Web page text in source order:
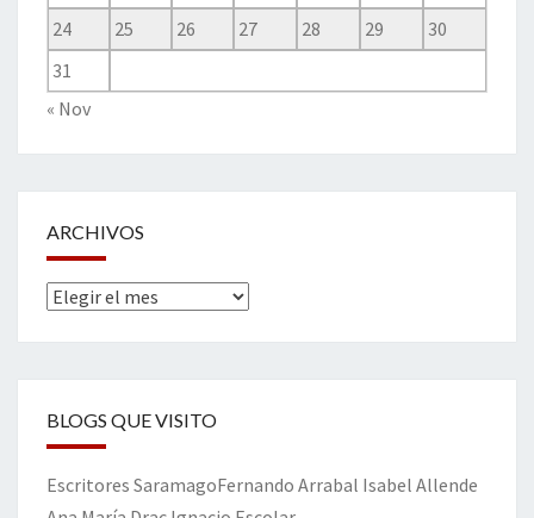
24
25 26 27 28 29
30
31
« Nov
ARCHIVOS
Archivos
BLOGS QUE VISITO
Escritores SaramagoFernando Arrabal Isabel Allende